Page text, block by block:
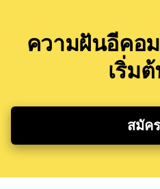
ความฝันอีคอ
เริ่ม
สมัค